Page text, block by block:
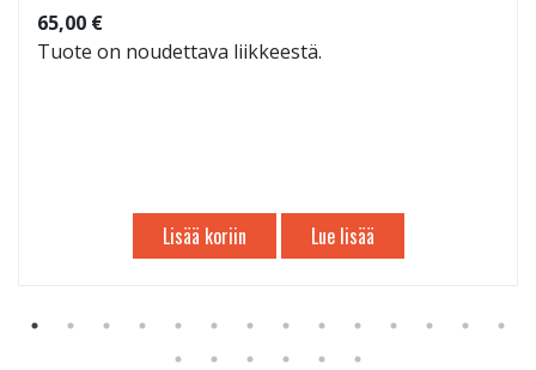
65,00 €
Tuote on noudettava liikkeestä.
Lisää koriin Lue lisää